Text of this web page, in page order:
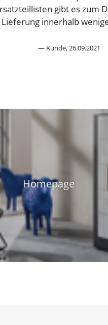
gibt es zum
Lieferung innerhalb
Kunde, 26.09.2021
Homepage